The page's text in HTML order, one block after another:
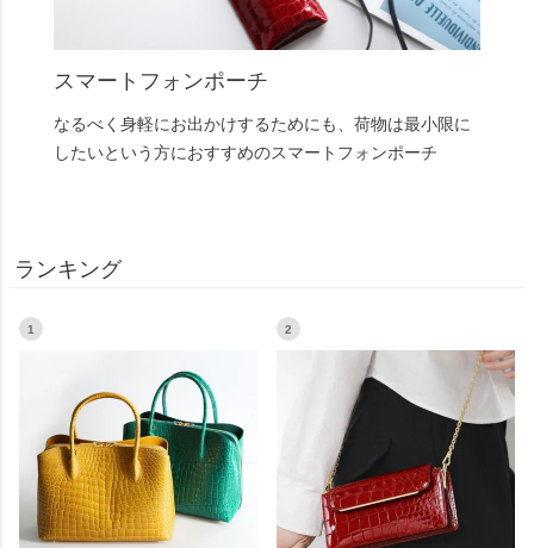
スマートフォンポーチ
なるべく身軽にお出かけするためにも、荷物は最小限に
したいという方におすすめのスマートフォンポーチ
ランキング
1 2